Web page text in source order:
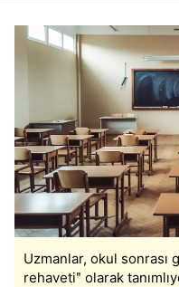
Uzmanlar, okul
rehavetiʺ olarak